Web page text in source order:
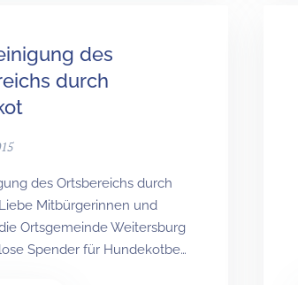
des
durch
des Ortsbereichs durch
Mitbürgerinnen und
Ortsgemeinde Weitersburg
Spender für Hundekotbe…